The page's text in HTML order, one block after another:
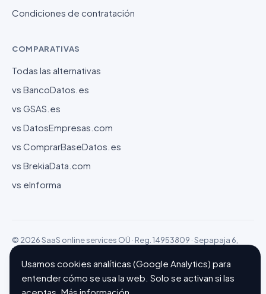
Condiciones de contratación
COMPARATIVAS
Todas las alternativas
vs BancoDatos.es
vs GSAS.es
vs DatosEmpresas.com
vs ComprarBaseDatos.es
vs BrekiaData.com
vs eInforma
© 2026 SaaS online services OÜ · Reg. 14953809 · Sepapaja 6,
15551 Tallinn (Estonia)
Configurar cookiesHecho con ❤ en Barcelona
Usamos cookies analíticas (Google Analytics) para
entender cómo se usa la web. Solo se activan si las